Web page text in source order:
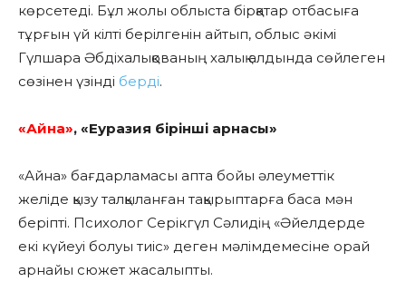
көрсетеді. Бұл жолы облыста бірқатар отбасыға
тұрғын үй кілті берілгенін айтып, облыс әкімі
Гүлшара Әбдіхалықованың халық алдында сөйлеген
сөзінен үзінді берді.
«Айна», «Еуразия бірінші арнасы»
«Айна» бағдарламасы апта бойы әлеуметтік
желіде қызу талқыланған тақырыптарға баса мән
беріпті. Психолог Серікгүл Сәлидің «Әйелдерде
екі күйеуі болуы тиіс» деген мәлімдемесіне орай
арнайы сюжет жасалыпты.